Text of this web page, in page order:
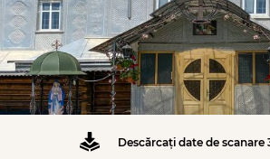
Descărcați date de scanare